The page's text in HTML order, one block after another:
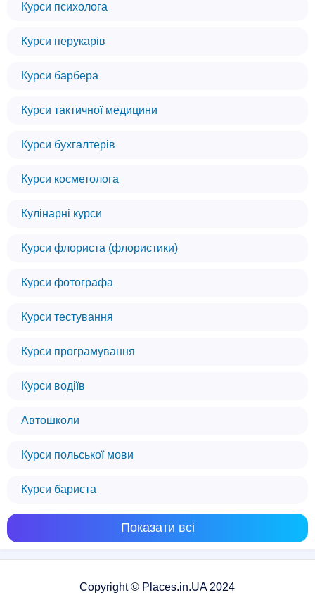
Курси психолога
Курси перукарів
Курси барбера
Курси тактичної медицини
Курси бухгалтерів
Курси косметолога
Кулінарні курси
Курси флориста (флористики)
Курси фотографа
Курси тестування
Курси програмування
Курси водіїв
Автошколи
Курси польської мови
Курси бариста
Показати всі
Copyright © Places.in.UA 2024